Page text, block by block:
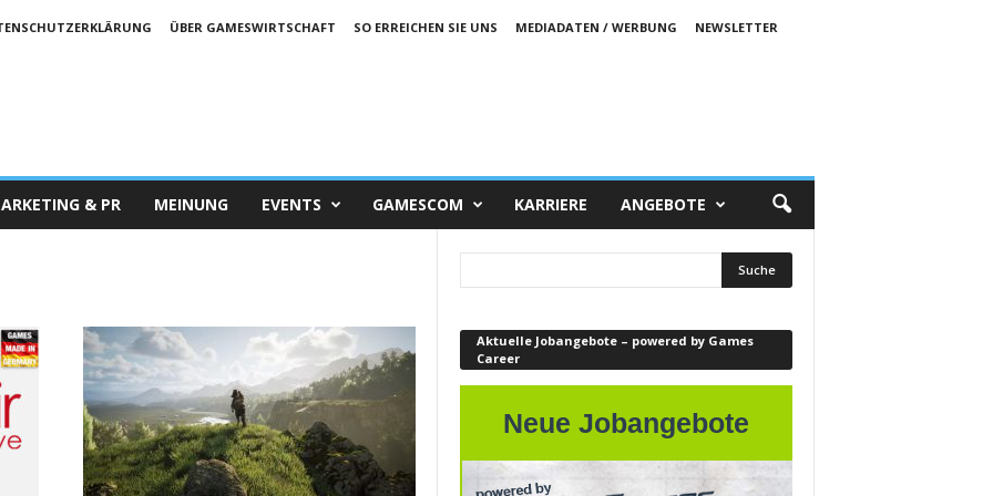
ÜBER GAMESWIRTSCHAFT SO ERREICHEN SIE UNS MEDIADATEN / WERBUNG
NEWSLETTER
& PR MEINUNG EVENTS GAMESCOM KARRIERE ANGEBOTE
Aktuelle Jobangebote – powered by Games
Career